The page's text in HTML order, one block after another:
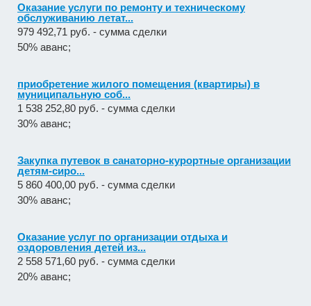
Оказание услуги по ремонту и техническому
обслуживанию летат...
979 492,71 руб. - сумма сделки
50% аванс;
приобретение жилого помещения (квартиры) в
муниципальную соб...
1 538 252,80 руб. - сумма сделки
30% аванс;
Закупка путевок в санаторно-курортные организации
детям-сиро...
5 860 400,00 руб. - сумма сделки
30% аванс;
Оказание услуг по организации отдыха и
оздоровления детей из...
2 558 571,60 руб. - сумма сделки
20% аванс;